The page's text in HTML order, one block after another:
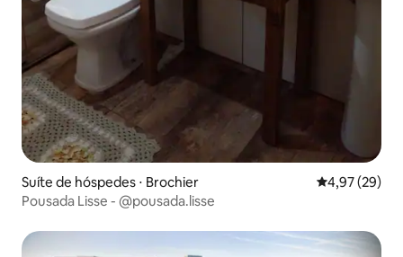
Suíte de hóspedes ⋅ Brochier 4,97 de uma
4,97 (29)
Pousada Lisse - @pousada.lisse